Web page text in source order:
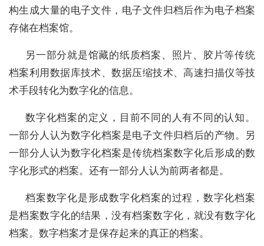
构生成大量的电子文件，电子文件归档后作为电子档案
存储在档案馆。
另一部分就是馆藏的纸质档案、照片、胶片等传统
档案利用数据库技术、数据压缩技术、高速扫描仪等技
术手段转化为数字化的信息。
数字化档案的定义，目前不同的人有不同的认知。
一部分人认为数字化档案是电子文件归档后的产物。另
一部分人认为数字化档案是传统档案数字化后形成的数
字化形式的档案。还有一部分人认为前两者都是。
档案数字化是形成数字化档案的过程，数字化档案
是档案数字化的结果，没有档案数字化，就没有数字化
档案。数字档案才是保存起来的真正的档案。